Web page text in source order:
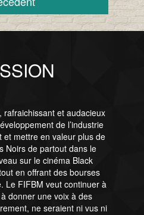
rafraichissant et audacieux
de l’industrie
et mettre en valeur plus de
Noirs de partout dans le
sur le cinéma Black
en offrant des bourses
Le FIFBM veut continuer à
donner une voix à des
ne seraient ni vus ni